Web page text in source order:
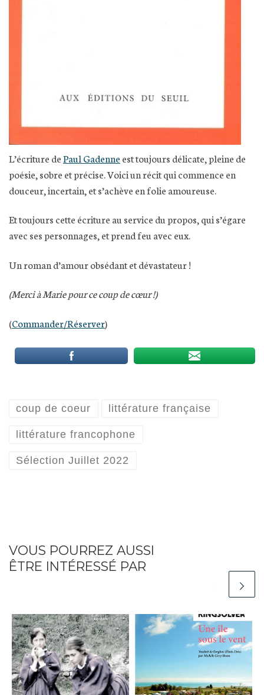
L’écriture dePaul Gadenne est toujours délicate, pleine de
poésie, sobre et précise. Voici un récit qui commence en
douceur, incertain, et s’achève en folie amoureuse.
Et toujours cette écriture au service du propos, qui s’égare
avec ses personnages, et prend feu avec eux.
Un roman d’amour obsédant et dévastateur !
(Merci à Marie pour ce coup de cœur !)
(Commander/Réserver)
coup de coeur littérature française
littérature francophone
Sélection Juillet 2022
VOUS POURREZ AUSSI
ÊTRE INTÉRESSÉ PAR